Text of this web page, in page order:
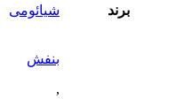
دارای
برند شیائومی
بنفش
,